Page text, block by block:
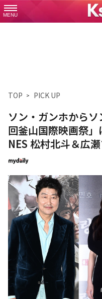
MENU
TOP PICK UP
ソン・ガンホから
回釜山国際映画祭
NES 松村北斗＆広